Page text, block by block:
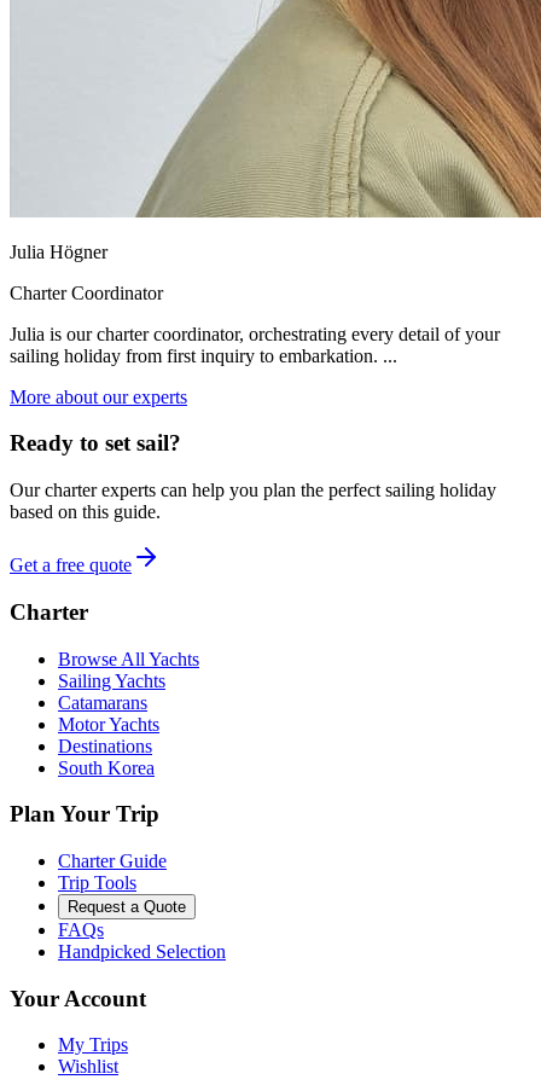
Julia Högner
Charter Coordinator
Julia is our charter coordinator, orchestrating every detail of your
sailing holiday from first inquiry to embarkation. ...
More about our experts
Ready to set sail?
Our charter experts can help you plan the perfect sailing holiday
based on this guide.
Get a free quote
Charter
Browse All Yachts
Sailing Yachts
Catamarans
Motor Yachts
Destinations
South Korea
Plan Your Trip
Charter Guide
Trip Tools
Request a Quote
FAQs
Handpicked Selection
Your Account
My Trips
Wishlist